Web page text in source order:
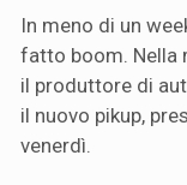
In meno di un
fatto boom. Nella
il produttore di
il nuovo pikup,
venerdì.